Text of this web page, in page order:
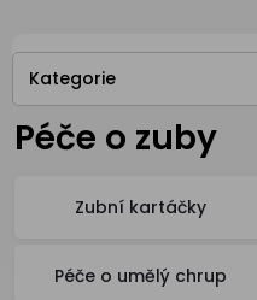
Kategorie
Péče o zuby
Zubní kartáčky
Péče o umělý chrup